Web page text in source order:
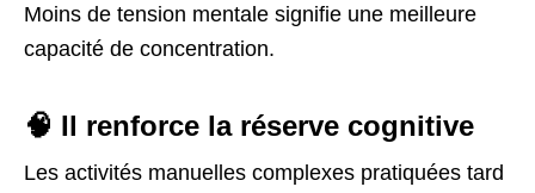
Moins de tension mentale signifie une meilleure
capacité de concentration.
🧠 Il renforce la réserve cognitive
Les activités manuelles complexes pratiquées tard